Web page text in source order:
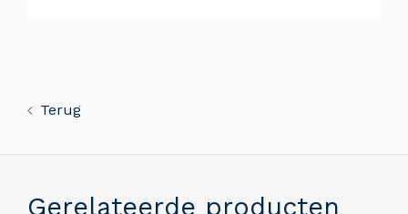
Terug
Gerelateerde producten